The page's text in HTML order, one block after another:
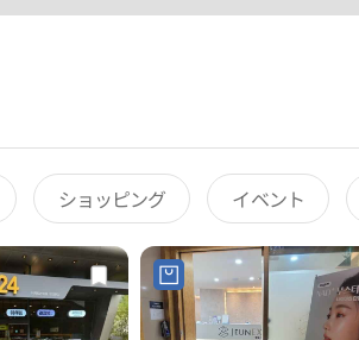
ショッピング イベント